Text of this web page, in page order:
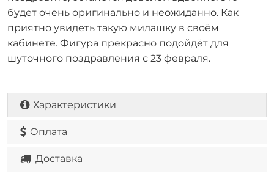
будет очень оригинально и неожиданно. Как
приятно увидеть такую милашку в своём
кабинете. Фигура прекрасно подойдёт для
шуточного поздравления с 23 февраля.
Характеристики
Оплата
Доставка